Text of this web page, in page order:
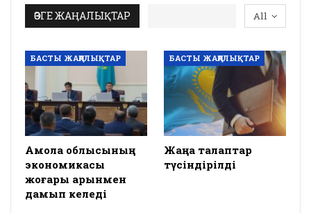
All
ӨЗГЕ ЖАҢАЛЫҚТАР
БАСТЫ ЖАҢАЛЫҚТАР
Ақмола облысының
экономикасы
жоғары қарқынмен
дамып келеді
БАСТЫ ЖАҢАЛЫҚТАР
Жаңа талаптар
түсіндірілді